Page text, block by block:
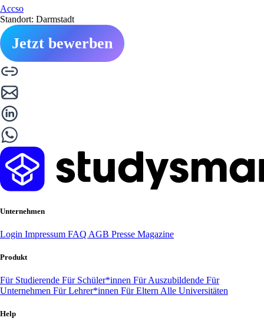
Accso
Standort: Darmstadt
Jetzt bewerben
Unternehmen
Login Impressum FAQ AGB Presse Magazine
Produkt
Für Studierende Für Schüler*innen Für Auszubildende Für
Unternehmen Für Lehrer*innen Für Eltern Alle Universitäten
Help